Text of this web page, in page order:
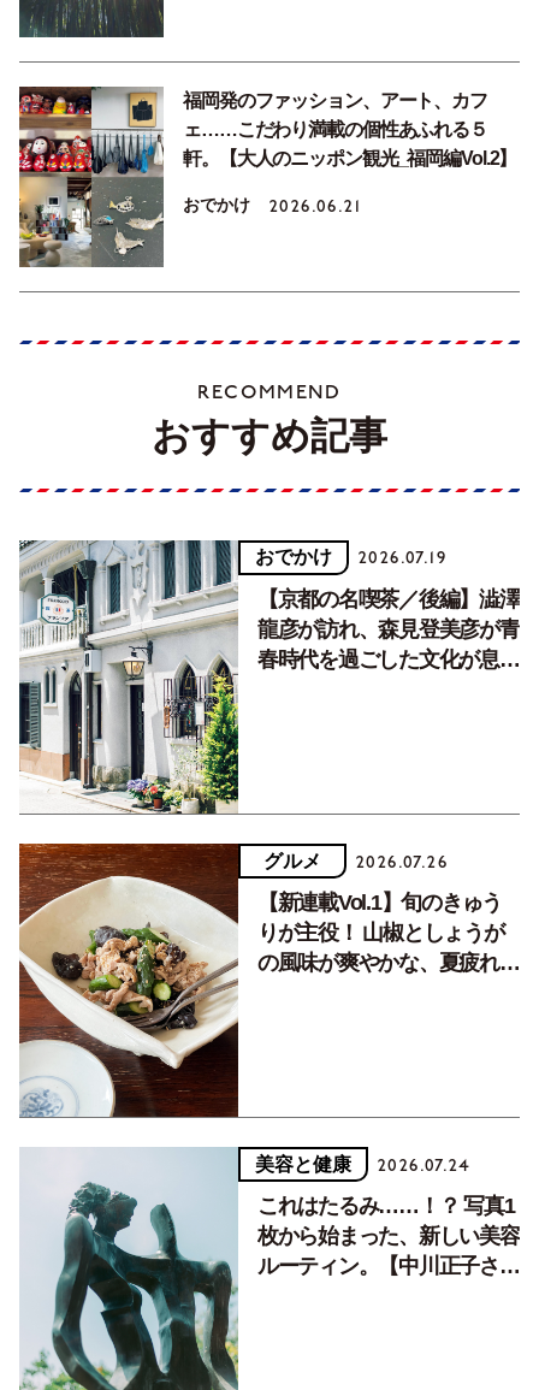
福岡発のファッション、アート、カフ
ェ……こだわり満載の個性あふれる５
軒。【大人のニッポン観光_福岡編Vol.2】
おでかけ 2026.06.21
RECOMMEND
おすすめ記事
おでかけ 2026.07.19
【京都の名喫茶／後編】澁澤
龍彦が訪れ、森見登美彦が青
春時代を過ごした文化が息づ
グルメ 2026.07.26
【新連載Vol.1】旬のきゅう
りが主役！ 山椒としょうが
の風味が爽やかな、夏疲れを
美容と健康 2026.07.24
これはたるみ……！？ 写真1
枚から始まった、新しい美容
ルーティン。【中川正子さん